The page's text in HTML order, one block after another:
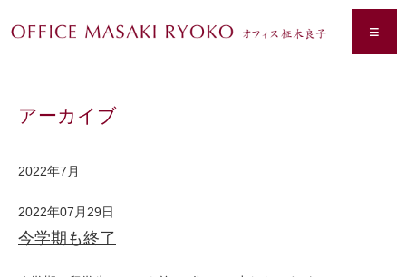
≡
アーカイブ
2022年7月
2022年07月29日
今学期も終了